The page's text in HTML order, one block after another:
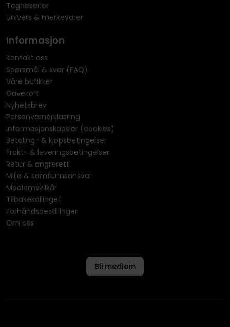
Tegneserier
Univers & merkevarer
Informasjon
Kontakt oss
Spørsmål & svar (FAQ)
Våre butikker
Gavekort
Nyhetsbrev
Personvernerklæring
Informasjonskapsler (cookies)
Betaling- & kjøpsbetingelser
Frakt- & leveringsbetingelser
Retur & angrerett
Miljø & samfunnsansvar
Medlemsvilkår
Tilbakekallinger
Forhåndsbestillinger
Om oss
Bli medlem